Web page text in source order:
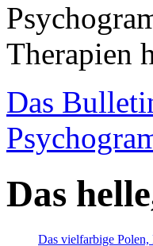
Therapien
Das
Das
Das vielfarbige